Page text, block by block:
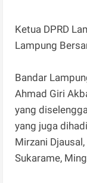
Ketua DPRD
Lampung
Bandar
Ahmad Giri
yang
yang juga
Mirzani
Sukarame,